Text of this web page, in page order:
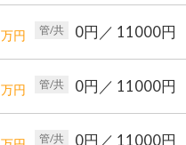
万円 管/共 0円 ／ 11000円
万円 管/共 0円 ／ 11000円
管/共 0円 ／ 11000円